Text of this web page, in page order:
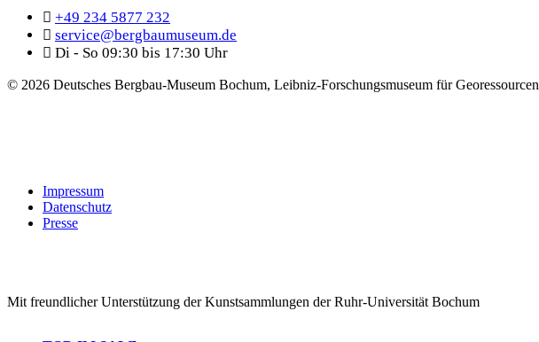
+49 234 5877 232
service@bergbaumuseum.de
Di - So 09:30 bis 17:30 Uhr
© 2026 Deutsches Bergbau-Museum Bochum, Leibniz-Forschungsmuseum für Georessourcen
Impressum
Datenschutz
Presse
Mit freundlicher Unterstützung der Kunstsammlungen der Ruhr-Universität Bochum